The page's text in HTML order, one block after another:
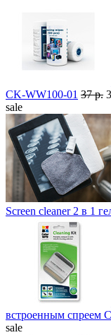
CK-WW100-01 37 р.
sale
Screen cleaner 2 в 1
встроенным спреем
sale